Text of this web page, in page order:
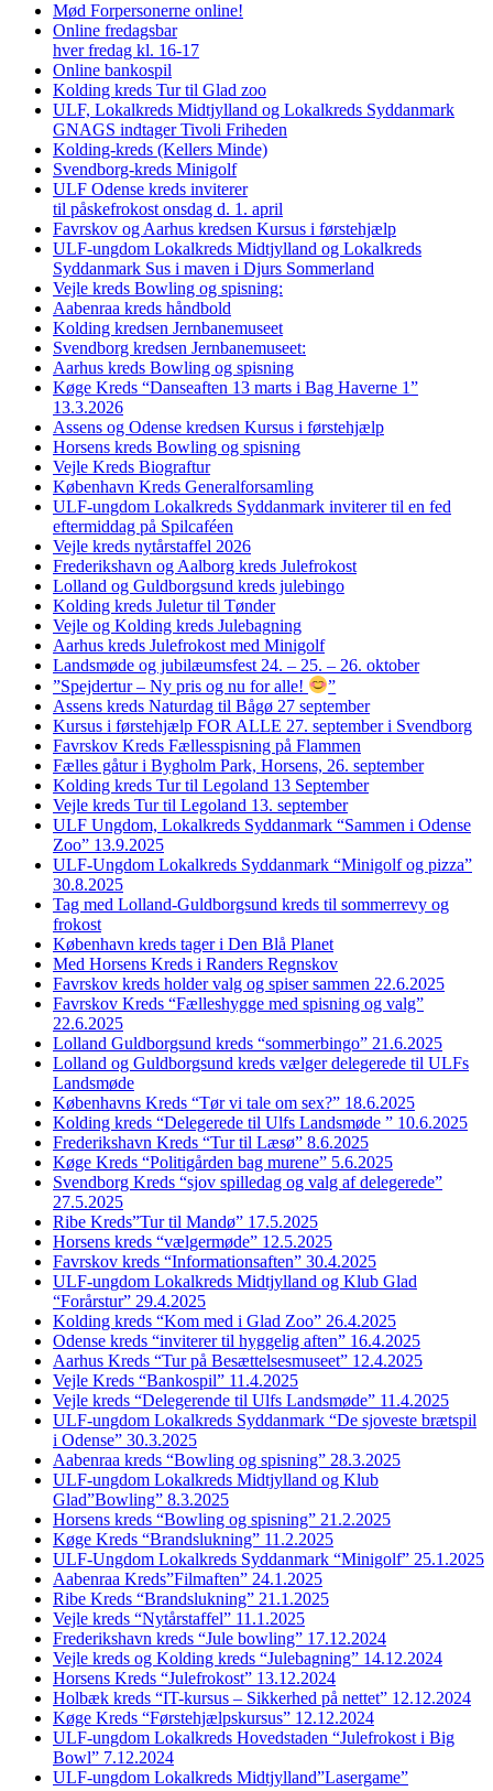
Mød Forpersonerne online!
Online fredagsbar
hver fredag kl. 16-17
Online bankospil
Kolding kreds Tur til Glad zoo
ULF, Lokalkreds Midtjylland og Lokalkreds Syddanmark
GNAGS indtager Tivoli Friheden
Kolding-kreds (Kellers Minde)
Svendborg-kreds Minigolf
ULF Odense kreds inviterer
til påskefrokost onsdag d. 1. april
Favrskov og Aarhus kredsen Kursus i førstehjælp
ULF-ungdom Lokalkreds Midtjylland og Lokalkreds
Syddanmark Sus i maven i Djurs Sommerland
Vejle kreds Bowling og spisning:
Aabenraa kreds håndbold
Kolding kredsen Jernbanemuseet
Svendborg kredsen Jernbanemuseet:
Aarhus kreds Bowling og spisning
Køge Kreds “Danseaften 13 marts i Bag Haverne 1”
13.3.2026
Assens og Odense kredsen Kursus i førstehjælp
Horsens kreds Bowling og spisning
Vejle Kreds Biograftur
København Kreds Generalforsamling
ULF-ungdom Lokalkreds Syddanmark inviterer til en fed
eftermiddag på Spilcaféen
Vejle kreds nytårstaffel 2026
Frederikshavn og Aalborg kreds Julefrokost
Lolland og Guldborgsund kreds julebingo
Kolding kreds Juletur til Tønder
Vejle og Kolding kreds Julebagning
Aarhus kreds Julefrokost med Minigolf
Landsmøde og jubilæumsfest 24. – 25. – 26. oktober
”Spejdertur – Ny pris og nu for alle!
”
Assens kreds Naturdag til Bågø 27 september
Kursus i førstehjælp FOR ALLE 27. september i Svendborg
Favrskov Kreds Fællesspisning på Flammen
Fælles gåtur i Bygholm Park, Horsens, 26. september
Kolding kreds Tur til Legoland 13 September
Vejle kreds Tur til Legoland 13. september
ULF Ungdom, Lokalkreds Syddanmark “Sammen i Odense
Zoo” 13.9.2025
ULF-Ungdom Lokalkreds Syddanmark “Minigolf og pizza”
30.8.2025
Tag med Lolland-Guldborgsund kreds til sommerrevy og
frokost
København kreds tager i Den Blå Planet
Med Horsens Kreds i Randers Regnskov
Favrskov kreds holder valg og spiser sammen 22.6.2025
Favrskov Kreds “Fælleshygge med spisning og valg”
22.6.2025
Lolland Guldborgsund kreds “sommerbingo” 21.6.2025
Lolland og Guldborgsund kreds vælger delegerede til ULFs
Landsmøde
Københavns Kreds “Tør vi tale om sex?” 18.6.2025
Kolding kreds “Delegerede til Ulfs Landsmøde ” 10.6.2025
Frederikshavn Kreds “Tur til Læsø” 8.6.2025
Køge Kreds “Politigården bag murene” 5.6.2025
Svendborg Kreds “sjov spilledag og valg af delegerede”
27.5.2025
Ribe Kreds”Tur til Mandø” 17.5.2025
Horsens kreds “vælgermøde” 12.5.2025
Favrskov kreds “Informationsaften” 30.4.2025
ULF-ungdom Lokalkreds Midtjylland og Klub Glad
“Forårstur” 29.4.2025
Kolding kreds “Kom med i Glad Zoo” 26.4.2025
Odense kreds “inviterer til hyggelig aften” 16.4.2025
Aarhus Kreds “Tur på Besættelsesmuseet” 12.4.2025
Vejle Kreds “Bankospil” 11.4.2025
Vejle kreds “Delegerende til Ulfs Landsmøde” 11.4.2025
ULF-ungdom Lokalkreds Syddanmark “De sjoveste brætspil
i Odense” 30.3.2025
Aabenraa kreds “Bowling og spisning” 28.3.2025
ULF-ungdom Lokalkreds Midtjylland og Klub
Glad”Bowling” 8.3.2025
Horsens kreds “Bowling og spisning” 21.2.2025
Køge Kreds “Brandslukning” 11.2.2025
ULF-Ungdom Lokalkreds Syddanmark “Minigolf” 25.1.2025
Aabenraa Kreds”Filmaften” 24.1.2025
Ribe Kreds “Brandslukning” 21.1.2025
Vejle kreds “Nytårstaffel” 11.1.2025
Frederikshavn kreds “Jule bowling” 17.12.2024
Vejle kreds og Kolding kreds “Julebagning” 14.12.2024
Horsens Kreds “Julefrokost” 13.12.2024
Holbæk kreds “IT-kursus – Sikkerhed på nettet” 12.12.2024
Køge Kreds “Førstehjælpskursus” 12.12.2024
ULF-ungdom Lokalkreds Hovedstaden “Julefrokost i Big
Bowl” 7.12.2024
ULF-ungdom Lokalkreds Midtjylland”Lasergame”